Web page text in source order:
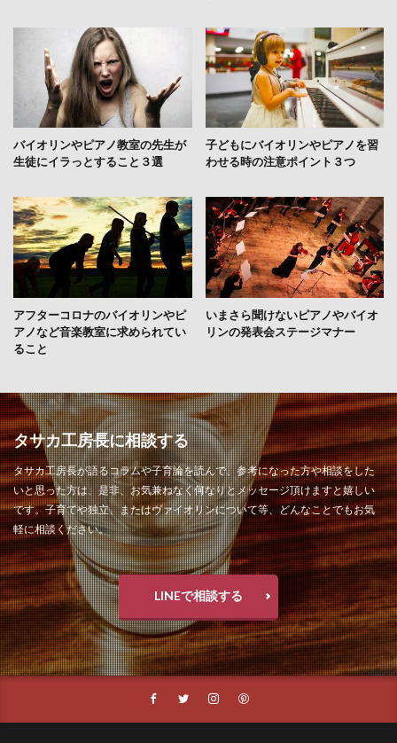
バイオリンやピアノ教室の先生が
生徒にイラっとすること３選
子どもにバイオリンやピアノを習
わせる時の注意ポイント３つ
アフターコロナのバイオリンやピ
アノなど音楽教室に求められてい
ること
いまさら聞けないピアノやバイオ
リンの発表会ステージマナー
タサカ工房長に相談する
タサカ工房長が語るコラムや子育論を読んで、参考になった方や相談をした
いと思った方は、是非、お気兼ねなく何なりとメッセージ頂けますと嬉しい
です。子育てや独立、またはヴァイオリンについて等、どんなことでもお気
軽に相談ください。
LINEで相談する